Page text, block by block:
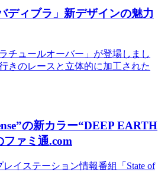
ディブラ」新デザインの魅力
チュールオーバー」が登場しまし
きのレースと立体的に加工された
の新カラー“DEEP EARTH
ァミ通.com
イステーション情報番組「State of